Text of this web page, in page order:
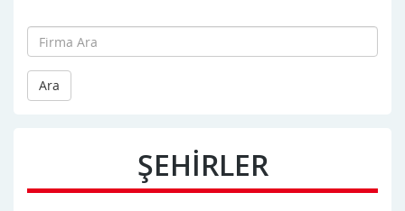
Ara
ŞEHİRLER